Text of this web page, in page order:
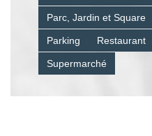
Parc, Jardin et Square
Parking Restaurant
Supermarché